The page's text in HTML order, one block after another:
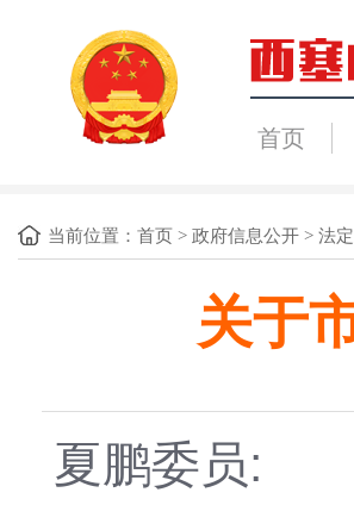
首页
当前位置： 首页 > 政府信息公开 > 法
关于
夏鹏委员: